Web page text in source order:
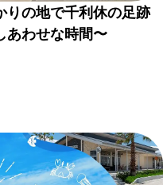
の地で千利休の足跡
わせな時間〜